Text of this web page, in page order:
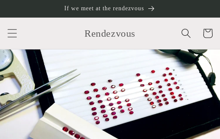
容
If we meet at the rendezvous
Rendezvous
購
物